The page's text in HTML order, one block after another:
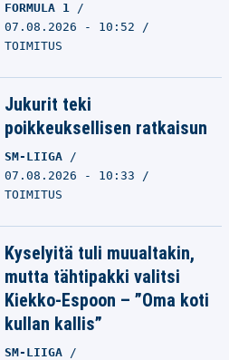
FORMULA 1
07.08.2026 - 10:52
TOIMITUS
Jukurit teki
poikkeuksellisen ratkaisun
SM-LIIGA
07.08.2026 - 10:33
TOIMITUS
Kyselyitä tuli muualtakin,
mutta tähtipakki valitsi
Kiekko-Espoon – ”Oma koti
kullan kallis”
SM-LIIGA